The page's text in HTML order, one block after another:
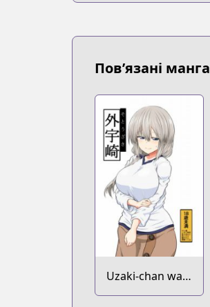
Пов’язані манга
Uzaki-chan wa
Asobitai! dj -